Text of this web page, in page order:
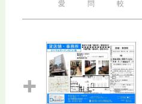
愛
問
較